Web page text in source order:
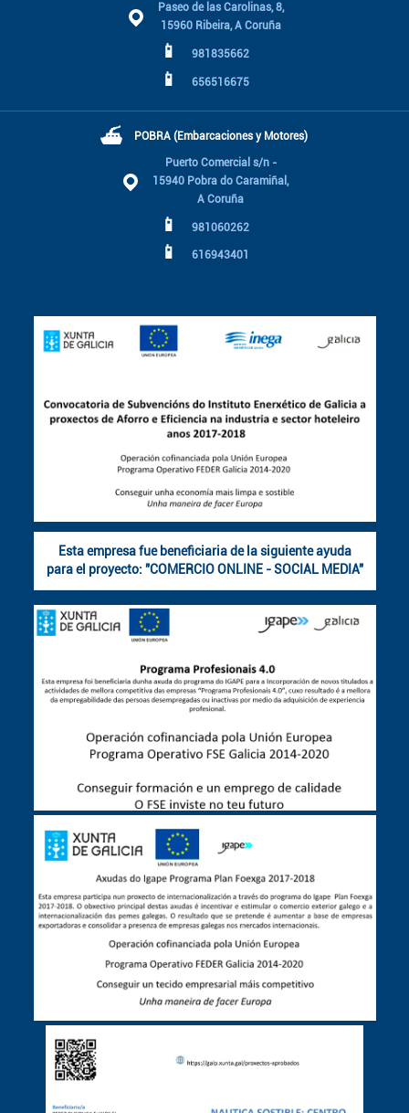
Paseo de las Carolinas, 8,
15960 Ribeira, A Coruña
📱 981835662
📱 656516675
⛴ POBRA (Embarcaciones y Motores)
Puerto Comercial s/n -
15940 Pobra do Caramiñal,
A Coruña
📱 981060262
📱 616943401
Esta empresa fue beneficiaria de la siguiente ayuda
para el proyecto: "COMERCIO ONLINE - SOCIAL MEDIA"